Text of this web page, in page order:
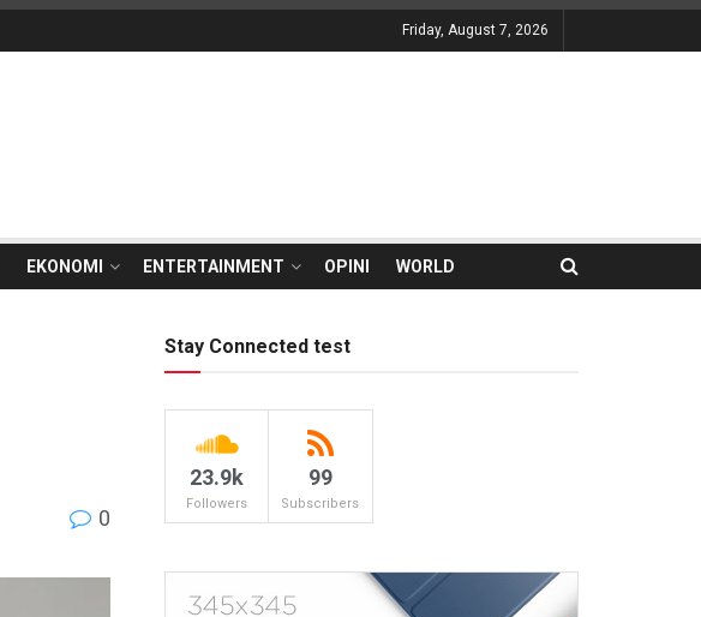
Friday, August 7, 2026
EKONOMI ENTERTAINMENT OPINI WORLD
0
Stay Connected test
23.9k
Followers
99
Subscribers